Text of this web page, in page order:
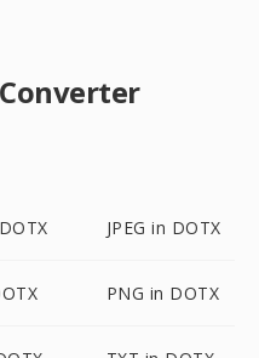
JPEG in DOTX
PNG in DOTX